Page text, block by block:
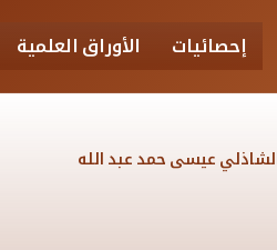
إحصائيات الأوراق العلمية
عيسى حمد عبد الله